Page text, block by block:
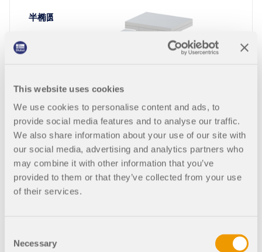
This website uses cookies
We use cookies to personalise content and ads, to
provide social media features and to analyse our traffic.
We also share information about your use of our site with
our social media, advertising and analytics partners who
may combine it with other information that you’ve
provided to them or that they’ve collected from your use
of their services.
Selection
Necessary
半椭圆形混凝土楼梯
双脊梁楼梯带楼梯平台